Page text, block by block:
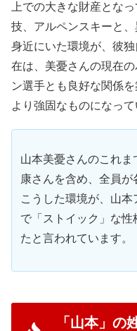
上での大きな財産とな
技、アルペンスキーと
身近にいた環境が、彼
在は、美憂さんの現在
ン選手とも良好な関係
より強固なものになって
山本美憂さんのこれ
康さんを含め、全員が
こうした環境が、山本
で「ストイック」な
たと言われています。
「山本」の